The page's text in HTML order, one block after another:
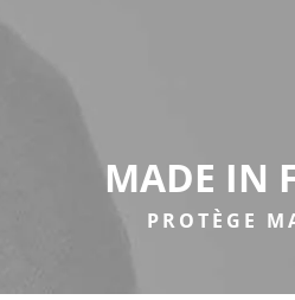
MADE IN
PROTÈGE